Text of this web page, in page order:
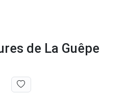
de La Guêpe